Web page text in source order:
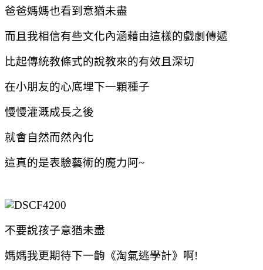
爸爸媽媽也看到意猶未盡
而且我相信有些文化內涵藉由這樣的戲劇傳遞
比起傳統教條式的說教來的有效且深切
在小朋友的心底埋下一顆種子
慢慢灌溉成長之後
就會自然而然內化
這真的是表驗藝術的魔力阿~
不要說孩子意猶未盡
媽媽我更期待下一齣《淘氣逃學計》啊!